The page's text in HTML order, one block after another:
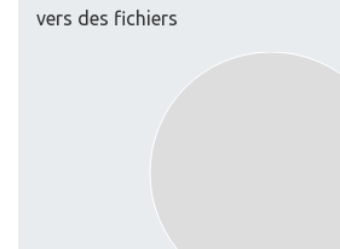
vers des fichiers